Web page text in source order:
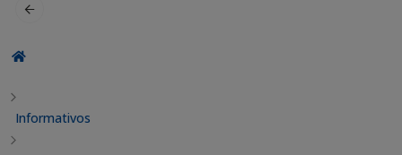
Informativos